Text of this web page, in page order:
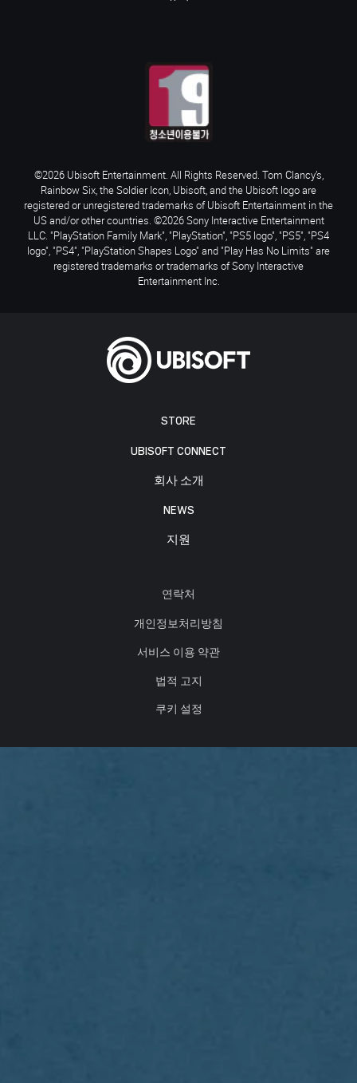
STORE
UBISOFT CONNECT
회사 소개
NEWS
지원
연락처
개인정보처리방침
서비스 이용 약관
법적 고지
쿠키 설정
©2026 Ubisoft Entertainment. All Rights Reserved. Tom Clancy’s,
Rainbow Six, the Soldier Icon, Ubisoft, and the Ubisoft logo are
registered or unregistered trademarks of Ubisoft Entertainment in the
US and/or other countries. ©2026 Sony Interactive Entertainment
LLC. "PlayStation Family Mark", "PlayStation", "PS5 logo", "PS5", "PS4
logo", "PS4", "PlayStation Shapes Logo" and "Play Has No Limits" are
registered trademarks or trademarks of Sony Interactive
Entertainment Inc.